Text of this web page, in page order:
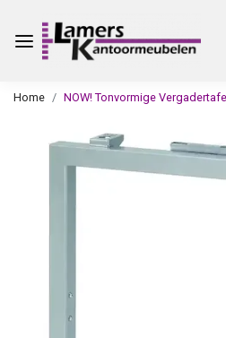
Home NOW! Tonvormige